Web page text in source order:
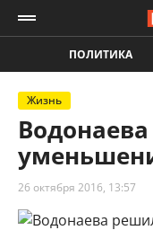
ПОЛИТИКА
Жизнь
26 октября 2016, 13:57